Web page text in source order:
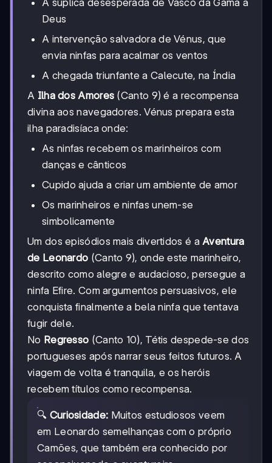
A súplica desesperada de Vasco da Gama a
Deus
A intervenção salvadora de Vénus, que
envia ninfas para acalmar os ventos
A chegada triunfante a Calecute, na Índia
A Ilha dos Amores (Canto 9) é a recompensa
divina aos navegadores. Vénus prepara esta
ilha paradisíaca onde:
As ninfas recebem os marinheiros com
danças e cânticos
Cupido ajuda a criar um ambiente de amor
Os marinheiros e ninfas unem-se
simbolicamente
Um dos episódios mais divertidos é aAventura
de Leonardo (Canto 9), onde este marinheiro,
descrito como alegre e audacioso, persegue a
ninfa Efire. Com argumentos persuasivos, ele
conquista finalmente a bela ninfa que tentava
fugir dele.
No Regresso (Canto 10), Tétis despede-se dos
portugueses após narrar seus feitos futuros. A
viagem de volta é tranquila, e os heróis
recebem títulos como recompensa.
🔍 Curiosidade: Muitos estudiosos veem
em Leonardo semelhanças com o próprio
Camões, que também era conhecido por